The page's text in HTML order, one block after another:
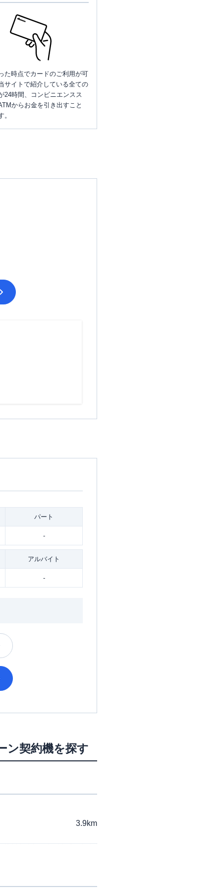
た時点でカードのご利用が可
サイトで紹介している全ての
24時間、コンビニエンスス
からお金を引き出すこと
。
パート
-
アルバイト
-
ン契約機を探す
3.9km